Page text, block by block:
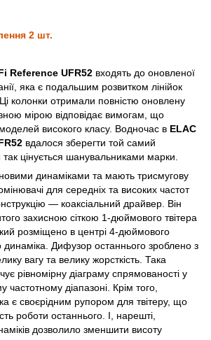
2 шт.
Reference UFR52 входять до оновленої
яка є подальшим розвитком лінійок
колонки отримали повністю оновлену
мірою відповідає вимогам, що
високого класу. Водночас в ELAC
вдалося зберегти той самий
цінується шанувальниками марки.
динаміками та мають трисмугову
для середніх та високих частот
— коаксіальний драйвер. Він
захисною сіткою 1-дюймового твітера
розміщено в центрі 4-дюймового
динаміка. Дифузор останнього зроблено з
вагу та велику жорсткість. Така
рівномірну діаграму спрямованості у
частотному діапазоні. Крім того,
є своєрідним рупором для твітеру, що
роботи останнього. І, нарешті,
дозволило зменшити висоту